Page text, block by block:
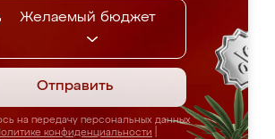
Желаемый бюджет
Отправить
на передачу персональных данных
конфиденциальности